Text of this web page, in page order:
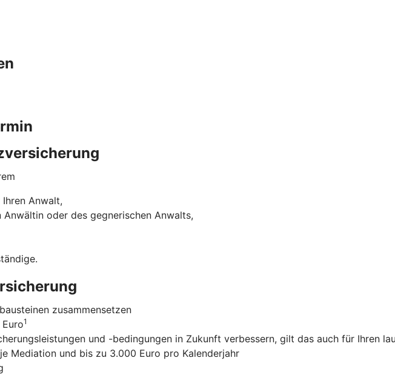
Anwalt,
oder des gegnerischen Anwalts,
zusammensetzen
1
und -bedingungen in Zukunft verbessern, gilt das auch für Ihren
Mediation und bis zu 3.000 Euro pro Kalenderjahr